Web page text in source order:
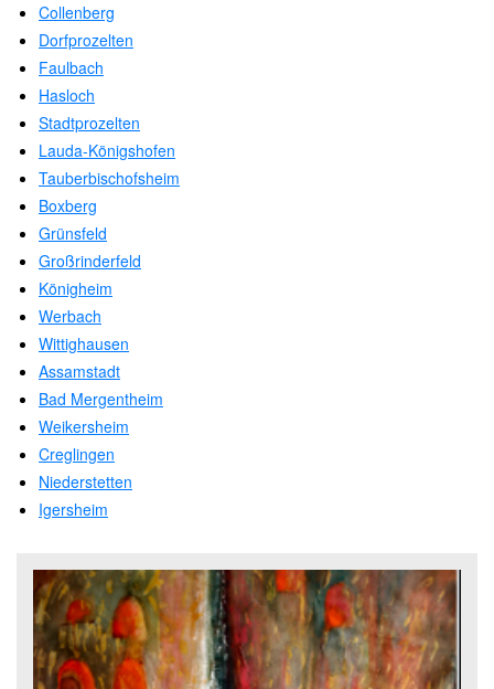
Collenberg
Dorfprozelten
Faulbach
Hasloch
Stadtprozelten
Lauda-Königshofen
Tauberbischofsheim
Boxberg
Grünsfeld
Großrinderfeld
Königheim
Werbach
Wittighausen
Assamstadt
Bad Mergentheim
Weikersheim
Creglingen
Niederstetten
Igersheim